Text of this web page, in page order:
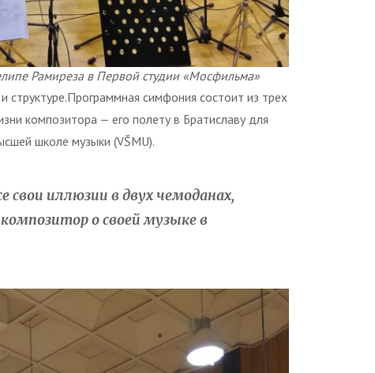
Рамиреза в Первой студии «Мосфильма»
структуре.Программная симфония состоит из трех
композитора — его полету в Братиславу для
школе музыки (VŠMU).
свои иллюзии в двух чемоданах,
о своей музыке в